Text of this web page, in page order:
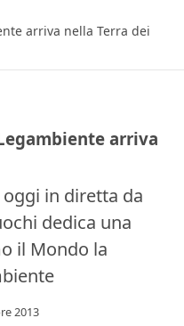
arriva nella Terra dei
arriva
in diretta da
dedica una
il Mondo la
2013